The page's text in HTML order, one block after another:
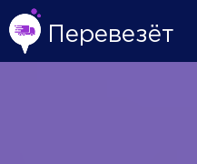
Перевезёт